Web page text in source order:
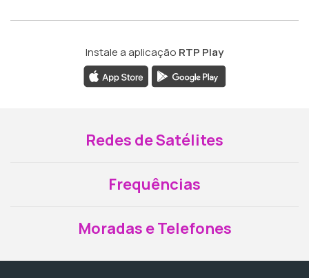
Instale a aplicação RTP Play
Redes de Satélites
Frequências
Moradas e Telefones